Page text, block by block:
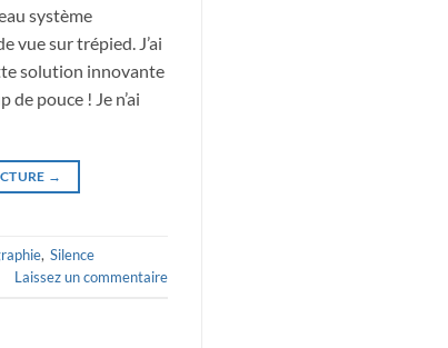
système
vue sur trépied. J’ai
solution innovante
pouce ! Je n’ai
→
, Silence
Laissez un commentaire